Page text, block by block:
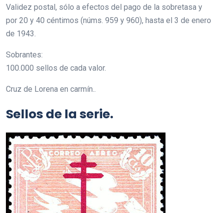
Validez postal, sólo a efectos del pago de la sobretasa y
por 20 y 40 céntimos (núms. 959 y 960), hasta el 3 de enero
de 1943.
Sobrantes:
100.000 sellos de cada valor.
Cruz de Lorena en carmín..
Sellos de la serie.